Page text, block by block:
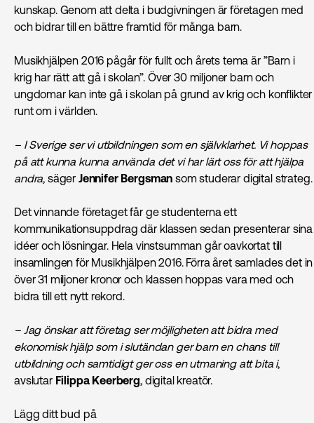
kunskap. Genom att delta i budgivningen är företagen med
och bidrar till en bättre framtid för många barn.
Musikhjälpen 2016 pågår för fullt och årets tema är ”Barn i
krig har rätt att gå i skolan”. Över 30 miljoner barn och
ungdomar kan inte gå i skolan på grund av krig och konflikter
runt om i världen.
– I Sverige ser vi utbildningen som en självklarhet. Vi hoppas
på att kunna kunna använda det vi har lärt oss för att hjälpa
andra, säger Jennifer Bergsman som studerar digital strateg.
Det vinnande företaget får ge studenterna ett
kommunikationsuppdrag där klassen sedan presenterar sina
idéer och lösningar. Hela vinstsumman går oavkortat till
insamlingen för Musikhjälpen 2016. Förra året samlades det in
över 31 miljoner kronor och klassen hoppas vara med och
bidra till ett nytt rekord.
– Jag önskar att företag ser möjligheten att bidra med
ekonomisk hjälp som i slutändan ger barn en chans till
utbildning och samtidigt ger oss en utmaning att bita i,
avslutar Filippa Keerberg, digital kreatör.
Lägg ditt bud på